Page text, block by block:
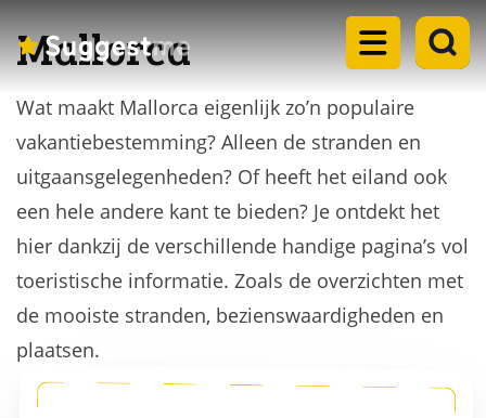
Home
Landen
dropdown
Eilanden
dropdown
menu
Steden
dropdown
menu
Rondreizen
Mallorca
Wat maakt Mallorca eigenlijk zo’n populaire
vakantiebestemming? Alleen de stranden en
uitgaansgelegenheden? Of heeft het eiland ook
een hele andere kant te bieden? Je ontdekt het
hier dankzij de verschillende handige pagina’s vol
toeristische informatie. Zoals de overzichten met
de mooiste stranden, bezienswaardigheden en
plaatsen.